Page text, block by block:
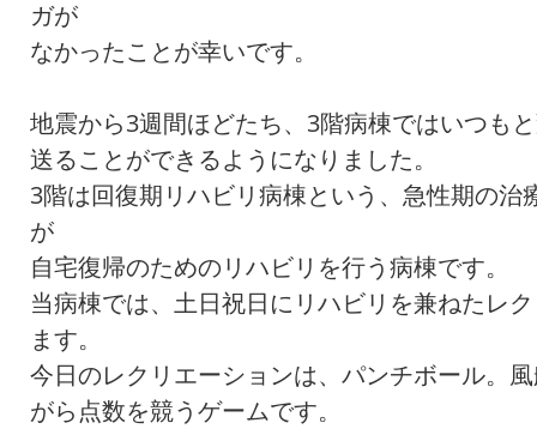
ガが
なかったことが幸いです。
地震から3週間ほどたち、3階病棟ではいつも
送ることができるようになりました。
3階は回復期リハビリ病棟という、急性期の治
が
自宅復帰のためのリハビリを行う病棟です。
当病棟では、土日祝日にリハビリを兼ねたレ
ます。
今日のレクリエーションは、パンチボール。
がら点数を競うゲームです。